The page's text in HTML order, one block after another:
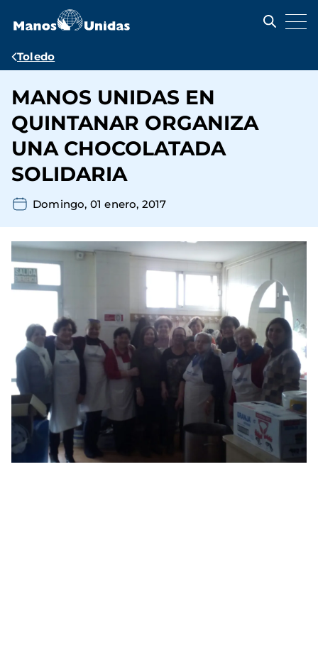
contenido
Ruta
navegación
Toledo
MANOS UNIDAS EN
QUINTANAR ORGANIZA
UNA CHOCOLATADA
SOLIDARIA
Domingo, 01 enero, 2017